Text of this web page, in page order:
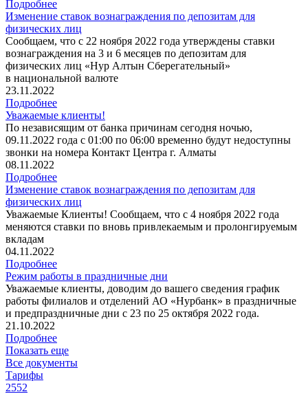
Подробнее
Изменение ставок вознаграждения по депозитам для
физических лиц
Сообщаем, что с 22 ноября 2022 года утверждены ставки
вознаграждения на 3 и 6 месяцев по депозитам для
физических лиц «Нур Алтын Сберегательный»
в национальной валюте
23.11.2022
Подробнее
Уважаемые клиенты!
По независящим от банка причинам сегодня ночью,
09.11.2022 года с 01:00 по 06:00 временно будут недоступны
звонки на номера Контакт Центра г. Алматы
08.11.2022
Подробнее
Изменение ставок вознаграждения по депозитам для
физических лиц
Уважаемые Клиенты! Сообщаем, что с 4 ноября 2022 года
меняются ставки по вновь привлекаемым и пролонгируемым
вкладам
04.11.2022
Подробнее
Режим работы в праздничные дни
Уважаемые клиенты, доводим до вашего сведения график
работы филиалов и отделений АО «Нурбанк» в праздничные
и предпраздничные дни с 23 по 25 октября 2022 года.
21.10.2022
Подробнее
Показать еще
Все документы
Тарифы
2552